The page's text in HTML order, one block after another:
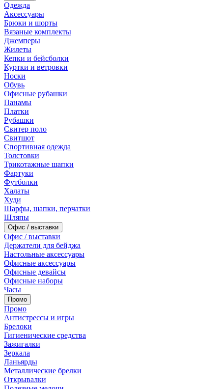
Одежда
Аксессуары
Брюки и шорты
Вязаные комплекты
Джемперы
Жилеты
Кепки и бейсболки
Куртки и ветровки
Носки
Обувь
Офисные рубашки
Панамы
Платки
Рубашки
Свитер поло
Свитшот
Спортивная одежда
Толстовки
Трикотажные шапки
Фартуки
Футболки
Халаты
Худи
Шарфы, шапки, перчатки
Шляпы
Офис / выставки
Офис / выставки
Держатели для бейджа
Настольные аксессуары
Офисные аксессуары
Офисные девайсы
Офисные наборы
Часы
Промо
Промо
Антистрессы и игры
Брелоки
Гигиенические средства
Зажигалки
Зеркала
Ланьярды
Металлические брелки
Открывалки